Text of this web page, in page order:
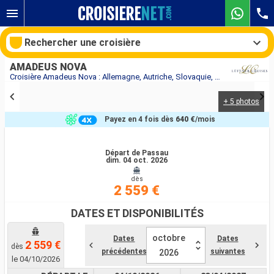
Croisière Amadeus Nova : Allemagne, Autriche, Slovaquie, Hongrie au départ de Passau
AMADEUS NOVA
+ 5 photos
Départ de Passau
dim. 04 oct. 2026
dès
2 559 €
Payez en 4 fois dès 640 €/mois
DATES ET DISPONIBILITÉS
dès 2 559 €
le 04/10/2026
Dates
précédentes
octobre
2026
Dates
suivantes
Rechercher une croisière
Nos destinations
Compagnies
Rechercher